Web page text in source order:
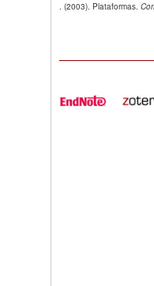
. (2003). Plataformas.